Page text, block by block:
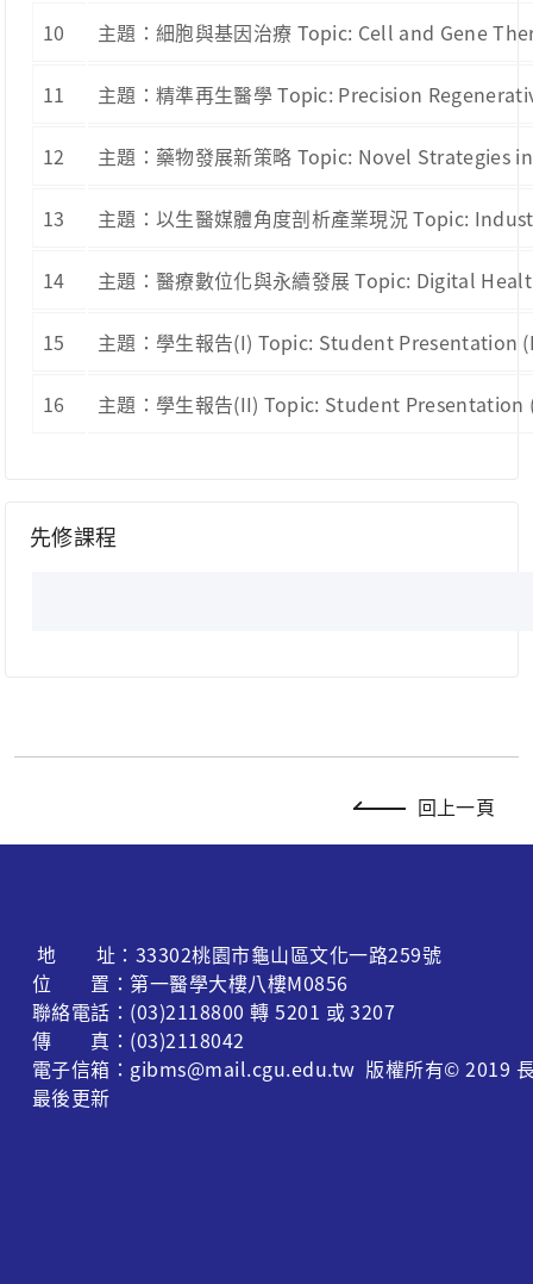
10 主題：細胞與基因治療 Topic: Cell and Gene
11 主題：精準再生醫學 Topic: Precision
12 主題：藥物發展新策略 Topic: Novel Strategies
13 主題：以生醫媒體角度剖析產業現況 Topic:
14 主題：醫療數位化與永續發展 Topic: Digital
15 主題：學生報告(I) Topic: Student Presentation
16 主題：學生報告(II) Topic: Student Presentation
先修課程
回上一頁
地 址：33302桃園市龜山區文化一路259號
位 置：第一醫學大樓八樓M0856
聯絡電話：(03)2118800 轉 5201 或 3207
傳 真：(03)2118042
電子信箱：gibms@mail.cgu.edu.tw 版權所有© 2019
最後更新